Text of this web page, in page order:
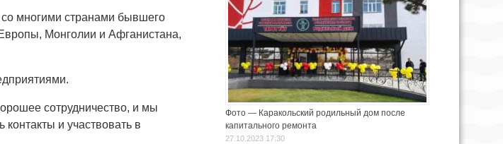
многими странами бывшего
Монголии и Афганистана,
сотрудничество, и мы
и участвовать в
Фото — Каракольский родильный дом после
капитального ремонта
27.10.2023 17:30